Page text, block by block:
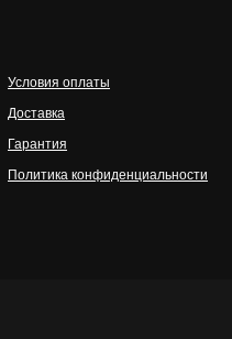
Условия оплаты
Доставка
Гарантия
Политика конфиденциальности